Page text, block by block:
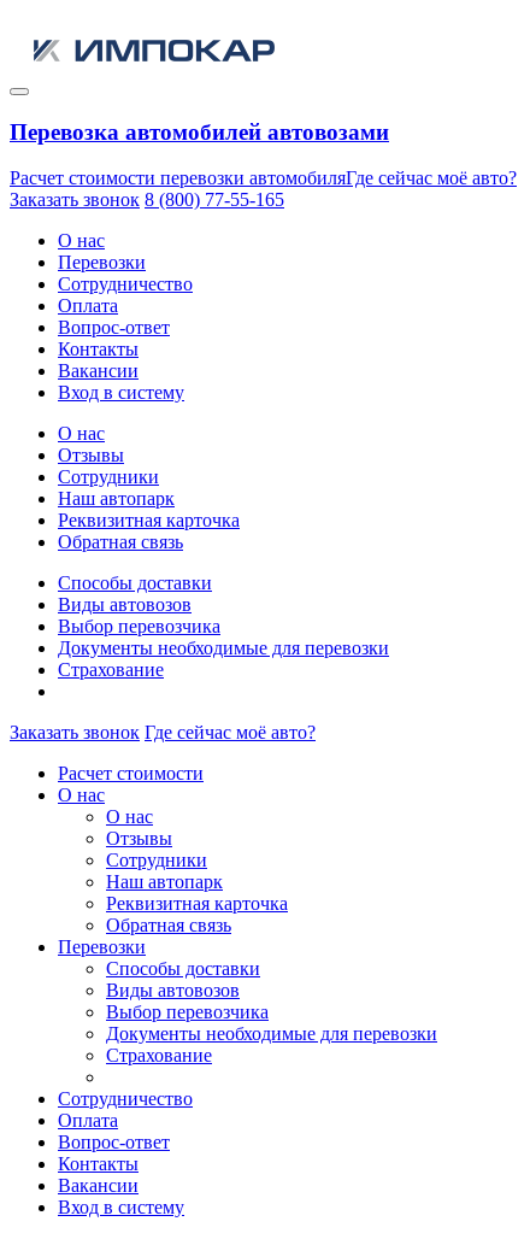
Перевозка автомобилей автовозами
Расчет стоимости перевозки автомобиляГде сейчас моё авто?
Заказать звонок 8 (800) 77-55-165
О нас
Перевозки
Сотрудничество
Оплата
Вопрос-ответ
Контакты
Вакансии
Вход в систему
О нас
Отзывы
Сотрудники
Наш автопарк
Реквизитная карточка
Обратная связь
Способы доставки
Виды автовозов
Выбор перевозчика
Документы необходимые для перевозки
Страхование
Заказать звонок Где сейчас моё авто?
Расчет стоимости
О нас
О нас
Отзывы
Сотрудники
Наш автопарк
Реквизитная карточка
Обратная связь
Перевозки
Способы доставки
Виды автовозов
Выбор перевозчика
Документы необходимые для перевозки
Страхование
Сотрудничество
Оплата
Вопрос-ответ
Контакты
Вакансии
Вход в систему